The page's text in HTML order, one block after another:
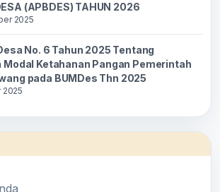
(APBDES) TAHUN 2026
2025
No. 6 Tahun 2025 Tentang
Modal Ketahanan Pangan Pemerintah
pada BUMDes Thn 2025
2025